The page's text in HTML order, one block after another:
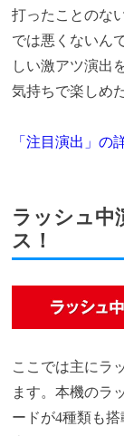
打ったことのな
では悪くないん
しい激アツ演出
気持ちで楽しめ
「注目演出」の
ラッシュ中
ス！
ここでは主にラ
ます。本機のラ
ードが4種類も